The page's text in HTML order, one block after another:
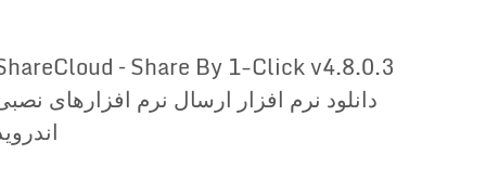
ShareCloud – Share By 1-Click v4.8.0.3
دانلود نرم افزار ارسال نرم افزارهای نصبی
اندروید